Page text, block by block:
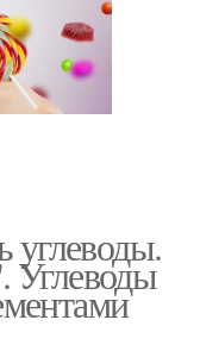
углеводы.